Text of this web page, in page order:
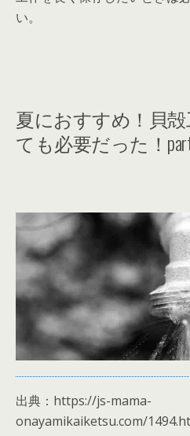
い。
夏におすすめ！貝
ても必要だった！
出典：https://js-mama-
onayamikaiketsu.com/